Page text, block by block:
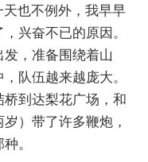
也不例外，我早早
兴奋不已的原因。
，准备围绕着山
队伍越来越庞大。
到达梨花广场，和
）带了许多鞭炮，
。